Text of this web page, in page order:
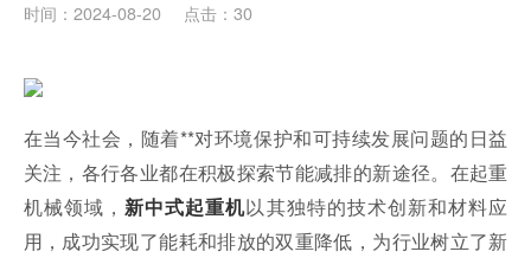
时间：2024-08-20 点击：30
在当今社会，随着**对环境保护和可持续发展问题的日益
关注，各行各业都在积极探索节能减排的新途径。在起重
机械领域， 新中式起重机以其独特的技术创新和材料应
用，成功实现了能耗和排放的双重降低，为行业树立了新